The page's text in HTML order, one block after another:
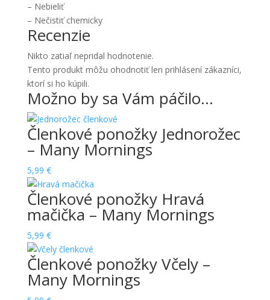
– Nebieliť
– Nečistiť chemicky
Recenzie
Nikto zatiaľ nepridal hodnotenie.
Tento produkt môžu ohodnotiť len prihlásení zákazníci,
ktorí si ho kúpili.
Možno by sa Vám páčilo…
Členkové ponožky Jednorožec
– Many Mornings
5,99 €
Členkové ponožky Hravá
mačička – Many Mornings
5,99 €
Členkové ponožky Včely –
Many Mornings